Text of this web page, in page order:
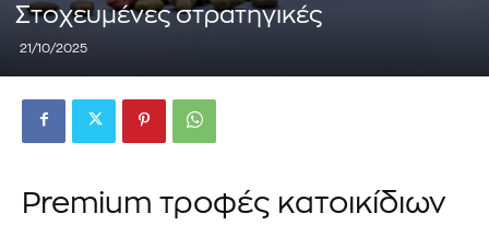
Στοχευμένες στρατηγικές
21/10/2025
Premium τροφές κατοικίδιων